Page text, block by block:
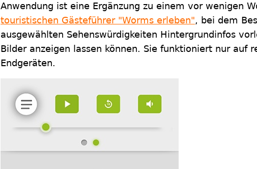
Anwendung ist eine Ergänzung zu einem vor wenigen
touristischen Gästeführer "Worms erleben", bei dem
ausgewählten Sehenswürdigkeiten Hintergrundinfos
Bilder anzeigen lassen können. Sie funktioniert nur auf
Endgeräten.